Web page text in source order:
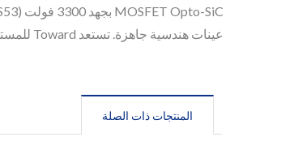
عينات هندسية جاهزة. تستعد Toward للمستقبل وتود أن تكون جزءًا من تصميمك.
المنتجات ذات الصلة